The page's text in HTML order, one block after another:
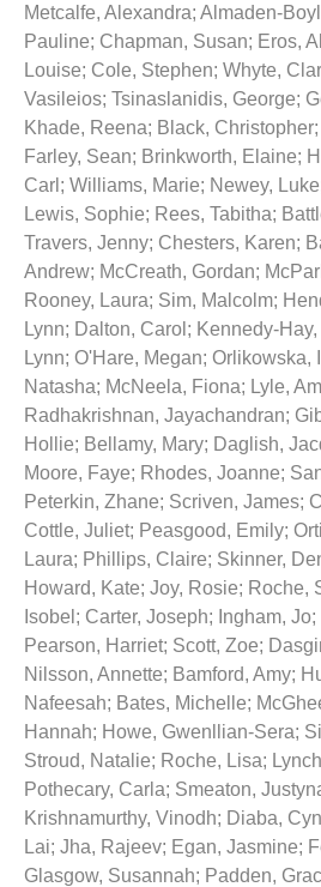
Metcalfe, Alexandra; Almaden-
Pauline; Chapman, Susan; Eros,
Louise; Cole, Stephen; Whyte,
Vasileios; Tsinaslanidis, George;
Khade, Reena; Black, Christopher;
Farley, Sean; Brinkworth, Elaine;
Carl ; Williams, Marie; Newey, Luke
Lewis, Sophie; Rees, Tabitha;
Travers, Jenny; Chesters, Karen;
Andrew; McCreath, Gordan;
Rooney, Laura; Sim, Malcolm;
Lynn; Dalton, Carol ; Kennedy-
Lynn; O'Hare, Megan; Orlikowska,
Natasha; McNeela, Fiona; Lyle,
Radhakrishnan, Jayachandran;
Hollie; Bellamy, Mary; Daglish,
Moore, Faye; Rhodes, Joanne;
Peterkin, Zhane; Scriven, James;
Cottle, Juliet; Peasgood, Emily;
Laura; Phillips, Claire; Skinner,
Howard, Kate; Joy, Rosie; Roche,
Isobel ; Carter, Joseph; Ingham, Jo;
Pearson, Harriet; Scott, Zoe;
Nilsson, Annette; Bamford, Amy;
Nafeesah; Bates, Michelle;
Hannah; Howe, Gwenllian-Sera;
Stroud, Natalie; Roche, Lisa;
Pothecary, Carla; Smeaton,
Krishnamurthy, Vinodh; Diaba,
Lai; Jha, Rajeev; Egan, Jasmine;
Glasgow, Susannah; Padden,